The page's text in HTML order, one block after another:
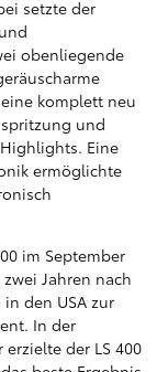
setzte der
obenliegende
komplett neu
und
Eine
ermöglichte
im September
Jahren nach
den USA zur
In der
der LS 400